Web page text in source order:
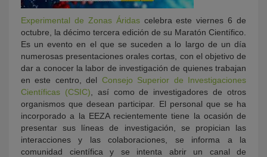
Experimental de Zonas Áridascelebra este viernes 6 de
octubre, la décimo tercera edición de su Maratón Científico.
Es un evento en el que se suceden a lo largo de un día
numerosas presentaciones orales cortas, con el objetivo de
dar a conocer la labor de investigación de quienes trabajan
en este centro, del Consejo Superior de Investigaciones
Científicas (CSIC) , así como de investigadores de otros
organismos que desean participar. El personal que se ha
incorporado a la EEZA recientemente tiene la ocasión de
presentar sus líneas de investigación, se propician las
interacciones y las colaboraciones, se informa a la
comunidad científica y se intenta abrir un canal de